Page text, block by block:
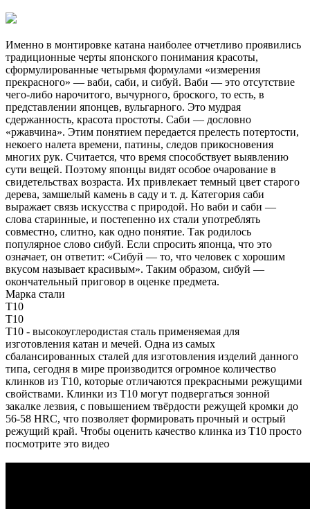
Именно в монтировке катана наиболее отчетливо проявились
традиционные черты японского понимания красоты,
сформулированные четырьмя формулами «измерения
прекрасного» — ваби, саби, и сибуй. Ваби — это отсутствие
чего-либо нарочитого, вычурного, броского, то есть, в
представлении японцев, вульгарного. Это мудрая
сдержанность, красота простоты. Саби — дословно
«ржавчина». Этим понятием передается прелесть потертости,
некоего налета времени, патины, следов прикосновения
многих рук. Считается, что время способствует выявлению
сути вещей. Поэтому японцы видят особое очарование в
свидетельствах возраста. Их привлекает темный цвет старого
дерева, замшелый камень в саду и т. д. Категория саби
выражает связь искусства с природой. Но ваби и саби —
слова старинные, и постепенно их стали употреблять
совместно, слитно, как одно понятие. Так родилось
популярное слово сибуй. Если спросить японца, что это
означает, он ответит: «Сибуй — то, что человек с хорошим
вкусом называет красивым». Таким образом, сибуй —
окончательный приговор в оценке предмета.
Марка стали
T10
T10
T10 - высокоуглеродистая сталь применяемая для
изготовления катан и мечей. Одна из самых
сбалансированных сталей для изготовления изделий данного
типа, сегодня в мире производится огромное количество
клинков из T10, которые отличаются прекрасными режущими
свойствами. Клинки из T10 могут подвергаться зонной
закалке лезвия, с повышением твёрдости режущей кромки до
56-58 HRC, что позволяет формировать прочный и острый
режущий край. Чтобы оценить качество клинка из T10 просто
посмотрите это видео